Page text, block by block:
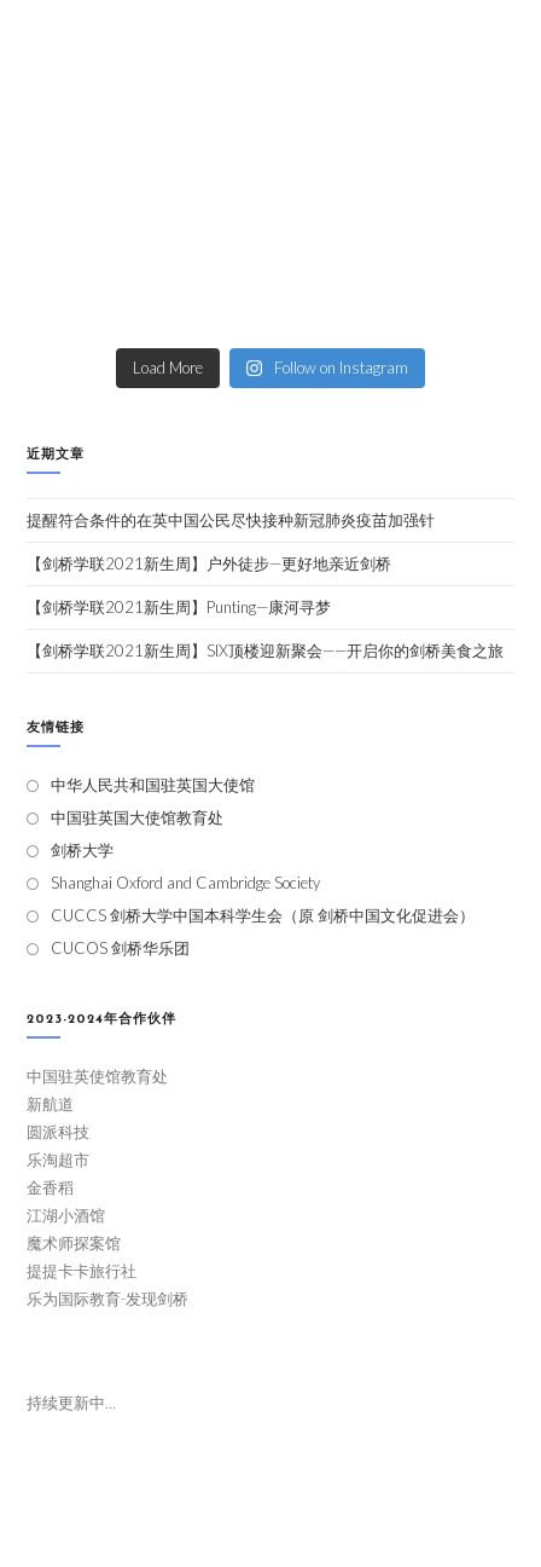
Load More Follow on Instagram
近期文章
提醒符合条件的在英中国公民尽快接种新冠肺炎疫苗加强针
【剑桥学联2021新生周】户外徒步—更好地亲近剑桥
【剑桥学联2021新生周】Punting—康河寻梦
【剑桥学联2021新生周】SIX顶楼迎新聚会——开启你的剑桥美食之旅
友情链接
中华人民共和国驻英国大使馆
中国驻英国大使馆教育处
剑桥大学
Shanghai Oxford and Cambridge Society
CUCCS 剑桥大学中国本科学生会（原 剑桥中国文化促进会）
CUCOS 剑桥华乐团
2023-2024年合作伙伴
中国驻英使馆教育处
新航道
圆派科技
乐淘超市
金香稻
江湖小酒馆
魔术师探案馆
提提卡卡旅行社
乐为国际教育-发现剑桥
持续更新中…